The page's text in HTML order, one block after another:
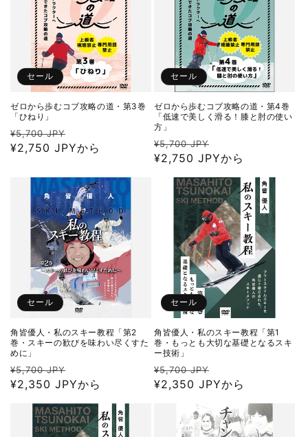
セール
ゼロから歩むコブ攻略の道・第3巻
「ひねり」
通
常
¥5,700 JPY
ー
価
格
¥2,750 JPYから
セール
ゼロから歩むコブ攻略の道・第4巻
「低速で美しく滑る！膝と肘の使い
方」
通
常
¥5,700 JPY
ー
価
格
¥2,750 JPYから
セール
角皆優人・私のスキー教程「第2
巻・スキーの歓びを味わい尽くすた
めに」
通
常
¥5,700 JPY
ー
価
格
¥2,350 JPYから
セール
角皆優人・私のスキー教程「第1
巻・もっとも大切な基礎となるスキ
ー技術」
通
常
¥5,700 JPY
ー
価
格
¥2,350 JPYから